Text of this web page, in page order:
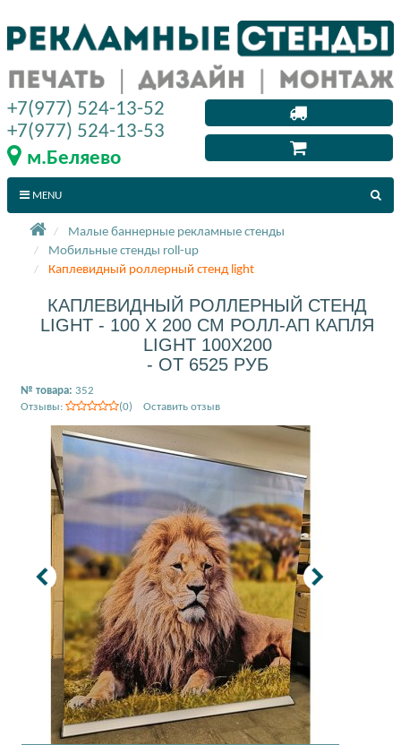
Малые баннерные рекламные стенды
Мобильные стенды roll-up
Каплевидный роллерный стенд light
КАПЛЕВИДНЫЙ РОЛЛЕРНЫЙ СТЕНД
LIGHT - 100 X 200 СМ РОЛЛ-АП КАПЛЯ
LIGHT 100X200
- ОТ 6525 РУБ
№ товара: 352
Отзывы:
(0) Оставить отзыв
+7(977) 524-13-52
+7(977) 524-13-53
м.Беляево
MENU